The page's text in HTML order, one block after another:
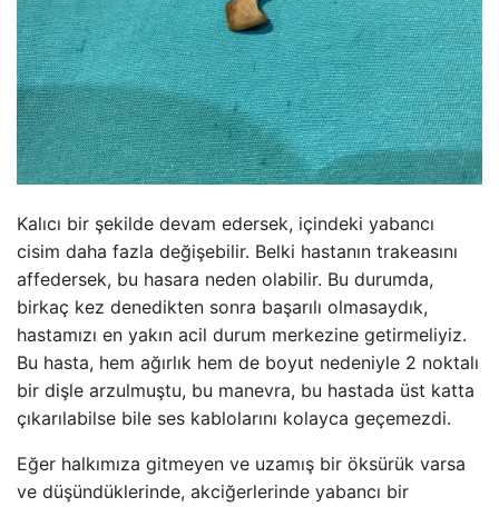
Kalıcı bir şekilde devam edersek, içindeki yabancı
cisim daha fazla değişebilir. Belki hastanın trakeasını
affedersek, bu hasara neden olabilir. Bu durumda,
birkaç kez denedikten sonra başarılı olmasaydık,
hastamızı en yakın acil durum merkezine getirmeliyiz.
Bu hasta, hem ağırlık hem de boyut nedeniyle 2 noktalı
bir dişle arzulmuştu, bu manevra, bu hastada üst katta
çıkarılabilse bile ses kablolarını kolayca geçemezdi.
Eğer halkımıza gitmeyen ve uzamış bir öksürük varsa
ve düşündüklerinde, akciğerlerinde yabancı bir